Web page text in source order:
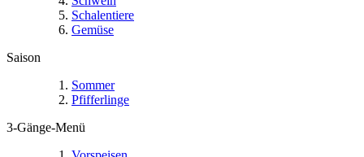
Schalentiere
Gemüse
Saison
Sommer
Pfifferlinge
3-Gänge-Menü